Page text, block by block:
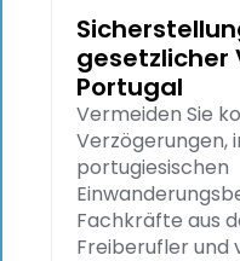
gesetzlicher
Portugal
Vermeiden Sie
Verzögerungen,
portugiesischen
Fachkräfte aus
Freiberufler